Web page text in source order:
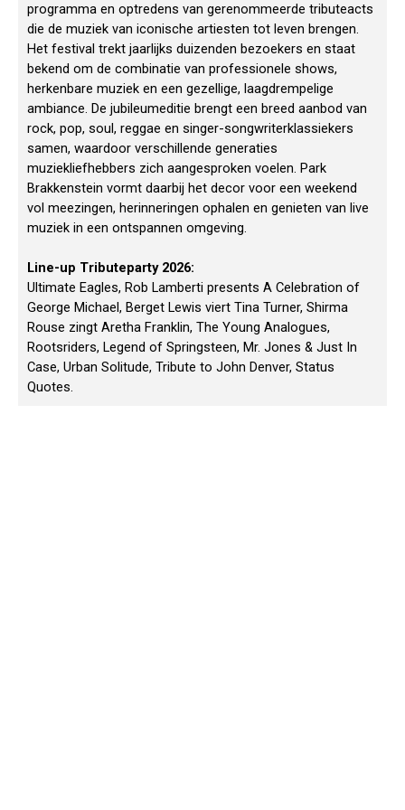
programma en optredens van gerenommeerde tributeacts
die de muziek van iconische artiesten tot leven brengen.
Het festival trekt jaarlijks duizenden bezoekers en staat
bekend om de combinatie van professionele shows,
herkenbare muziek en een gezellige, laagdrempelige
ambiance. De jubileumeditie brengt een breed aanbod van
rock, pop, soul, reggae en singer-songwriterklassiekers
samen, waardoor verschillende generaties
muziekliefhebbers zich aangesproken voelen. Park
Brakkenstein vormt daarbij het decor voor een weekend
vol meezingen, herinneringen ophalen en genieten van live
muziek in een ontspannen omgeving.
Line-up Tributeparty 2026:
Ultimate Eagles, Rob Lamberti presents A Celebration of
George Michael, Berget Lewis viert Tina Turner, Shirma
Rouse zingt Aretha Franklin, The Young Analogues,
Rootsriders, Legend of Springsteen, Mr. Jones & Just In
Case, Urban Solitude, Tribute to John Denver, Status
Quotes.